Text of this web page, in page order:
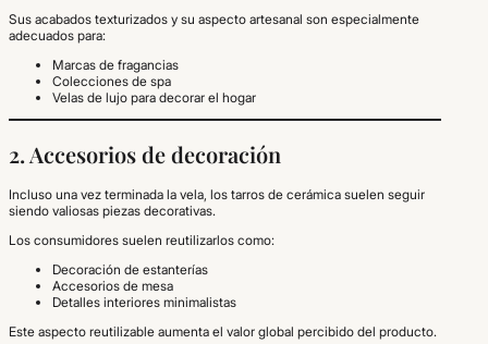
Sus acabados texturizados y su aspecto artesanal son especialmente
adecuados para:
Marcas de fragancias
Colecciones de spa
Velas de lujo para decorar el hogar
2. Accesorios de decoración
Incluso una vez terminada la vela, los tarros de cerámica suelen seguir
siendo valiosas piezas decorativas.
Los consumidores suelen reutilizarlos como:
Decoración de estanterías
Accesorios de mesa
Detalles interiores minimalistas
Este aspecto reutilizable aumenta el valor global percibido del producto.